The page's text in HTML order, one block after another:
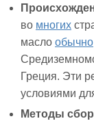
во многих
масло обычно
Греция. Эти
условиями
Методы